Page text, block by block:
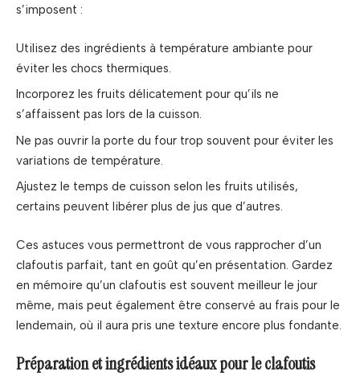
s’imposent :
Utilisez des ingrédients à température ambiante pour
éviter les chocs thermiques.
Incorporez les fruits délicatement pour qu’ils ne
s’affaissent pas lors de la cuisson.
Ne pas ouvrir la porte du four trop souvent pour éviter les
variations de température.
Ajustez le temps de cuisson selon les fruits utilisés,
certains peuvent libérer plus de jus que d’autres.
Ces astuces vous permettront de vous rapprocher d’un
clafoutis parfait, tant en goût qu’en présentation. Gardez
en mémoire qu’un clafoutis est souvent meilleur le jour
même, mais peut également être conservé au frais pour le
lendemain, où il aura pris une texture encore plus fondante.
Préparation et ingrédients idéaux pour le clafoutis